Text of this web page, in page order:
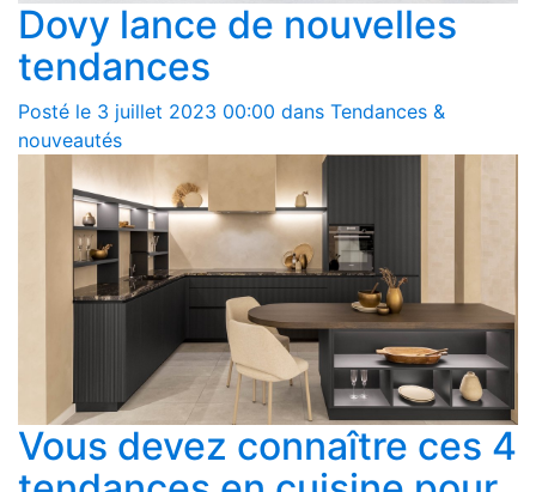
Dovy lance de nouvelles
tendances
Posté le 3 juillet 2023 00:00 dans Tendances &
nouveautés
Vous devez connaître ces 4